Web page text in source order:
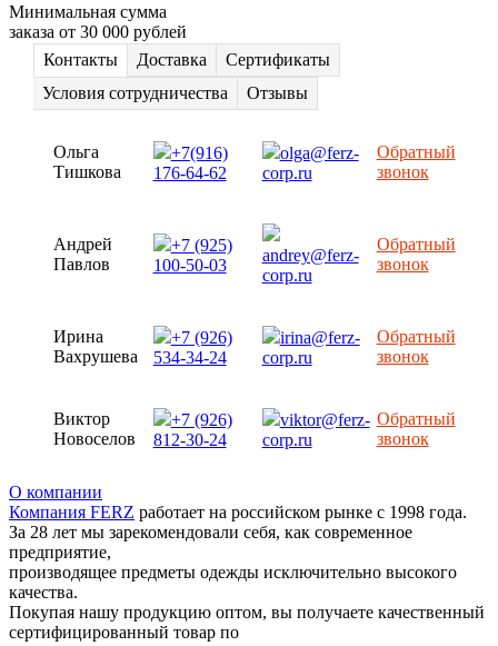
Минимальная сумма
заказа от 30 000 рублей
Контакты
Доставка
Сертификаты
Условия сотрудничества
Отзывы
Ольга
Тишкова
+7(916)
176-64-62
olga@ferz-
corp.ru
Обратный
звонок
Андрей
Павлов
+7 (925)
100-50-03
andrey@ferz-
corp.ru
Обратный
звонок
Ирина
Вахрушева
+7 (926)
534-34-24
irina@ferz-
corp.ru
Обратный
звонок
Виктор
Новоселов
+7 (926)
812-30-24
viktor@ferz-
corp.ru
Обратный
звонок
О компании
Компания FERZ работает на российском рынке с 1998 года.
За 28 лет мы зарекомендовали себя, как современное
предприятие,
производящее предметы одежды исключительно высокого
качества.
Покупая нашу продукцию оптом, вы получаете качественный
сертифицированный товар по